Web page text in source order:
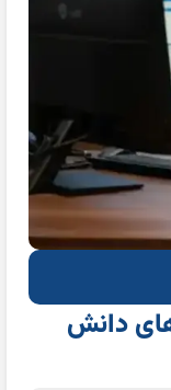
دانش